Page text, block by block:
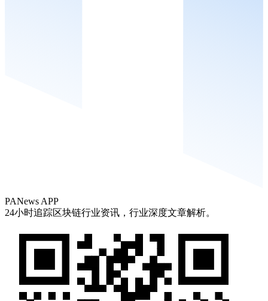
PANews APP
24小时追踪区块链行业资讯，行业深度文章解析。